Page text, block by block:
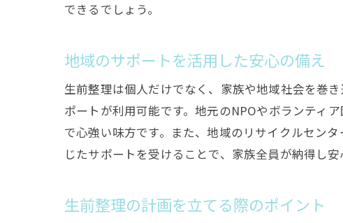
できるでしょう。
地域のサポートを活用した安心の備え
生前整理は個人だけでなく、家族や地域社会を巻
ポートが利用可能です。地元のNPOやボランティ
で心強い味方です。また、地域のリサイクルセン
じたサポートを受けることで、家族全員が納得し
生前整理の計画を立てる際のポイント